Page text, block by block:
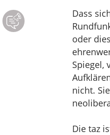
Dass
oder
Spiegel,
nicht.
Die taz